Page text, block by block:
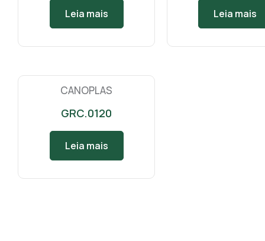
Leia mais Leia mais
CANOPLAS
GRC.0120
Leia mais